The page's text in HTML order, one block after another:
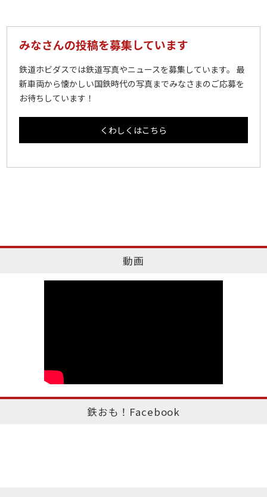
みなさんの投稿を募集しています
鉄道ホビダスでは鉄道写真やニュースを募集しています。 最
新車両から懐かしい国鉄時代の写真までみなさまのご応募を
お待ちしています！
くわしくはこちら
動画
鉄おも！Facebook